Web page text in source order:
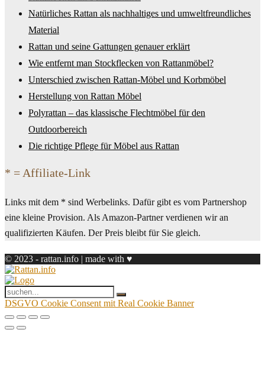
Natürliches Rattan als nachhaltiges und umweltfreundliches
Material
Rattan und seine Gattungen genauer erklärt
Wie entfernt man Stockflecken von Rattanmöbel?
Unterschied zwischen Rattan-Möbel und Korbmöbel
Herstellung von Rattan Möbel
Polyrattan – das klassische Flechtmöbel für den
Outdoorbereich
Die richtige Pflege für Möbel aus Rattan
* = Affiliate-Link
Links mit dem * sind Werbelinks. Dafür gibt es vom Partnershop
eine kleine Provision. Als Amazon-Partner verdienen wir an
qualifizierten Käufen. Der Preis bleibt für Sie gleich.
© 2023 - rattan.info | made with ♥
DSGVO Cookie Consent mit Real Cookie Banner